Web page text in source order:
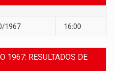
1967 16:00
1967: RESULTADOS DE